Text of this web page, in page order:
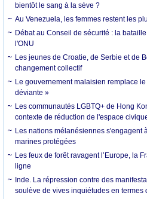
bientôt le sang à la sève ?
Au Venezuela, les femmes restent les
Débat au Conseil de sécurité : la
l'ONU
Les jeunes de Croatie, de Serbie et de
changement collectif
Le gouvernement malaisien remplace
déviante »
Les communautés LGBTQ+ de Hong
contexte de réduction de l'espace
Les nations mélanésiennes s'engagent
marines protégées
Les feux de forêt ravagent l’Europe, la
ligne
Inde. La répression contre des
soulève de vives inquiétudes en termes